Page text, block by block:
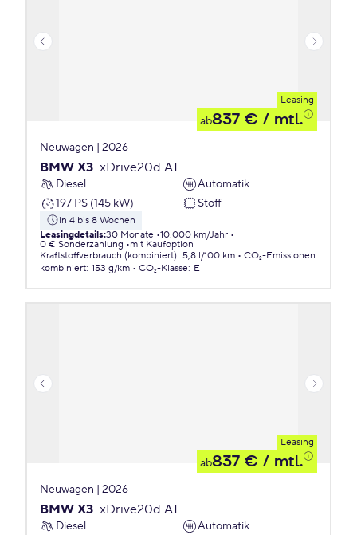
Leasing
ab837 € / mtl.
Neuwagen | 2026
BMW X3 xDrive20d AT
Diesel
Automatik
197 PS (145 kW)
Stoff
in 4 bis 8 Wochen
Leasingdetails:30 Monate 10.000 km/Jahr
0 € Sonderzahlung
mit Kaufoption
Kraftstoffverbrauch (kombiniert): 5,8 l/100 km
CO₂-Emissionen
kombiniert: 153 g/km CO₂-Klasse: E
Leasing
ab837 € / mtl.
Neuwagen | 2026
BMW X3 xDrive20d AT
Diesel
Automatik